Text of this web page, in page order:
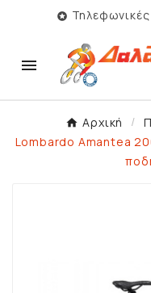


Αρχική
Lombardo Amantea